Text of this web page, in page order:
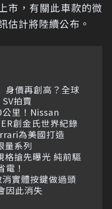
市，有關此車款的微
計將陸續公布。
身價再創高？全球
拍賣
里！Nissan
創金氏世界紀錄
為美國打造
量系列
搶先曝光 純前驅
！
實體按鍵做過頭
因此消失